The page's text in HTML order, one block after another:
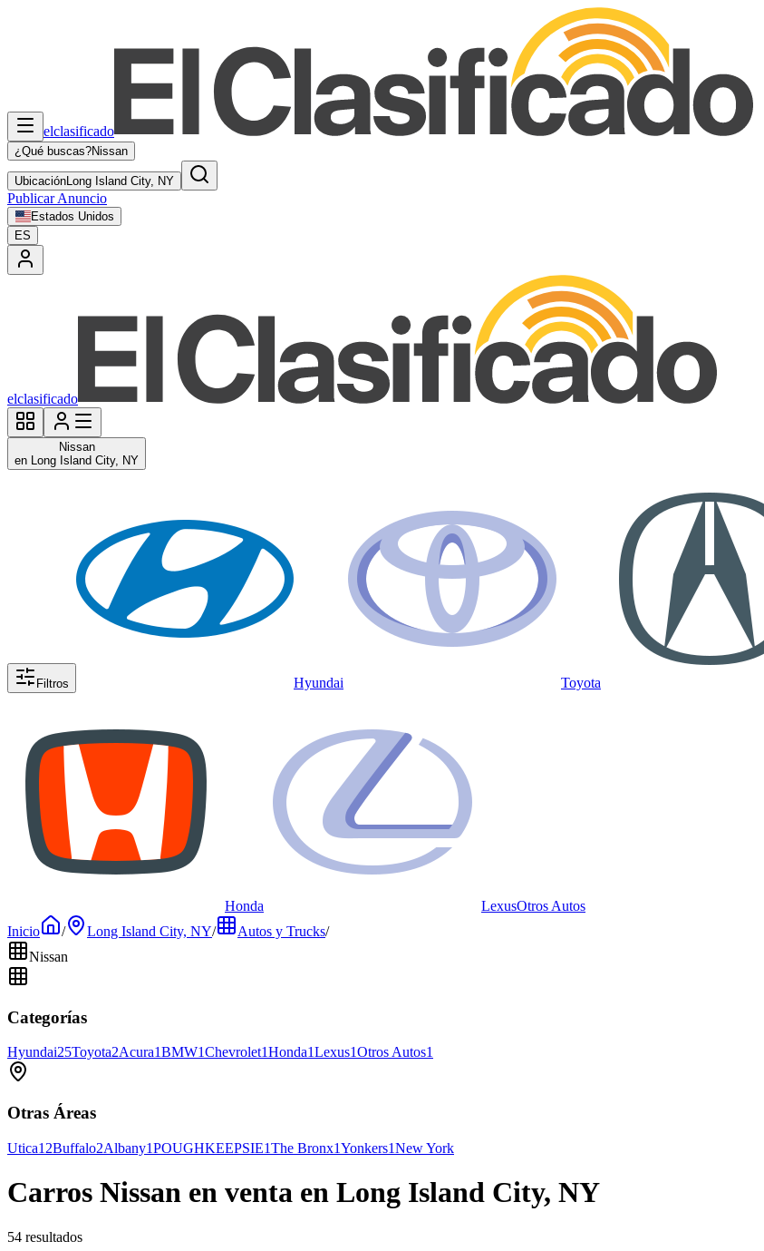
elclasificado
¿Qué buscas?Nissan
UbicaciónLong Island City, NY
Publicar Anuncio
Estados Unidos
ES
elclasificado
Nissan
en Long Island City, NY
Filtros Hyundai Toyota
Honda LexusOtros Autos
Inicio
/ Long Island City, NY/ Autos y Trucks/
Nissan
Categorías
Hyundai25Toyota2Acura1BMW1Chevrolet1Honda1Lexus1Otros Autos1
Otras Áreas
Utica12Buffalo2Albany1POUGHKEEPSIE1The Bronx1Yonkers1New York
Carros Nissan en venta en Long Island City, NY
54 resultados